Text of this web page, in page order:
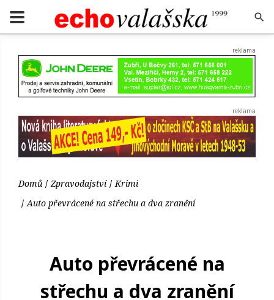
Domů Zpravodajství
Krimi
Auto převrácené na střechu a dva zranění
Auto převrácené na
střechu a dva zranění